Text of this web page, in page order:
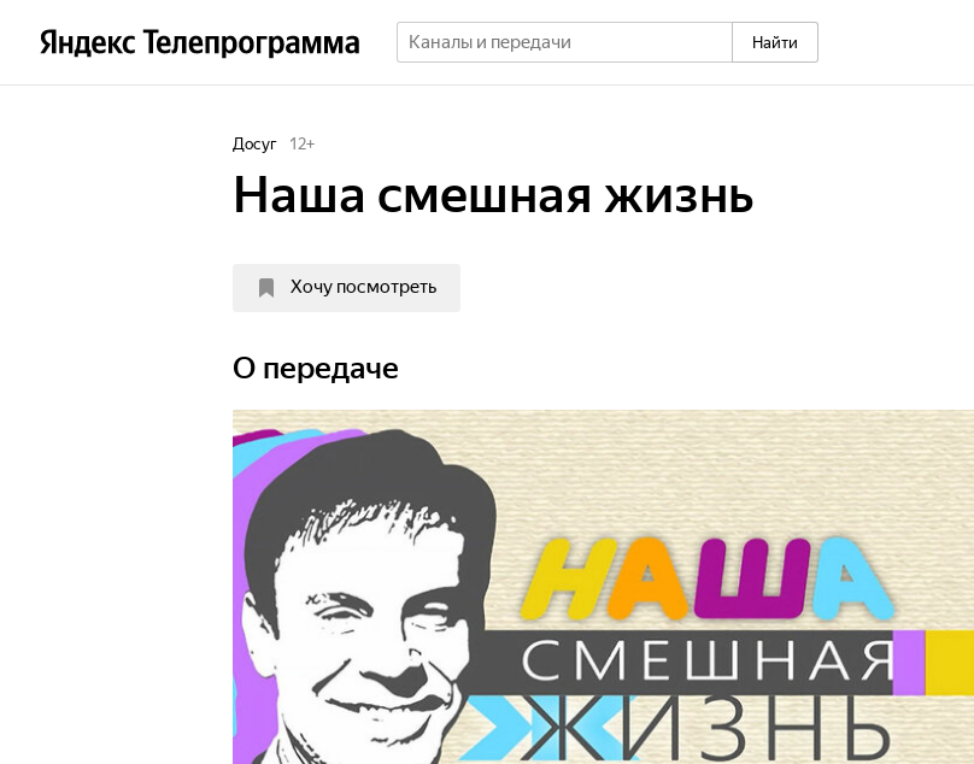
Найти
Досуг 12+
Наша смешная жизнь
Хочу посмотреть
О передаче